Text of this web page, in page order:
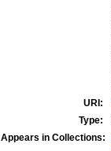
URI:
Type:
Appears in Collections: